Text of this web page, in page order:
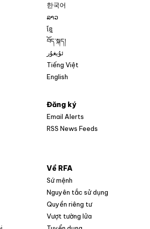
한국어
ລາວ
ខ្មែ
བོད་སྐད།
ئۇيغۇر
Tiếng Việt
English
Đăng ký
Email Alerts
RSS News Feeds
Về RFA
Sứ mệnh
Nguyên tắc sử dụng
Quyền riêng tư
Vượt tường lửa